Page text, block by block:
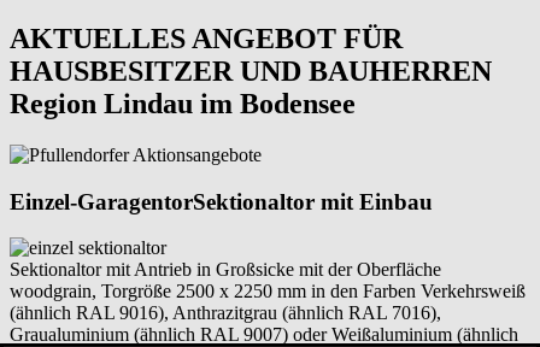
AKTUELLES ANGEBOT FÜR
HAUSBESITZER UND BAUHERREN
Region Lindau im Bodensee
Einzel-GaragentorSektionaltor mit Einbau
Sektionaltor mit Antrieb in Großsicke mit der Oberfläche
woodgrain, Torgröße 2500 x 2250 mm in den Farben Verkehrsweiß
(ähnlich RAL 9016), Anthrazitgrau (ähnlich RAL 7016),
Graualuminium (ähnlich RAL 9007) oder Weißaluminium (ähnlich